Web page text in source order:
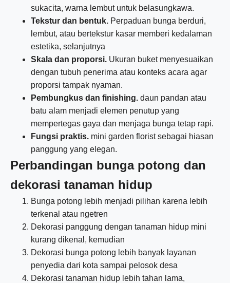
sukacita, warna lembut untuk belasungkawa.
Tekstur dan bentuk. Perpaduan bunga berduri,
lembut, atau bertekstur kasar memberi kedalaman
estetika, selanjutnya
Skala dan proporsi. Ukuran buket menyesuaikan
dengan tubuh penerima atau konteks acara agar
proporsi tampak nyaman.
Pembungkus dan finishing. daun pandan atau
batu alam menjadi elemen penutup yang
mempertegas gaya dan menjaga bunga tetap rapi.
Fungsi praktis. mini garden florist sebagai hiasan
panggung yang elegan.
Perbandingan bunga potong dan
dekorasi tanaman hidup
Bunga potong lebih menjadi pilihan karena lebih
terkenal atau ngetren
Dekorasi panggung dengan tanaman hidup mini
kurang dikenal, kemudian
Dekorasi bunga potong lebih banyak layanan
penyedia dari kota sampai pelosok desa
Dekorasi tanaman hidup lebih tahan lama,